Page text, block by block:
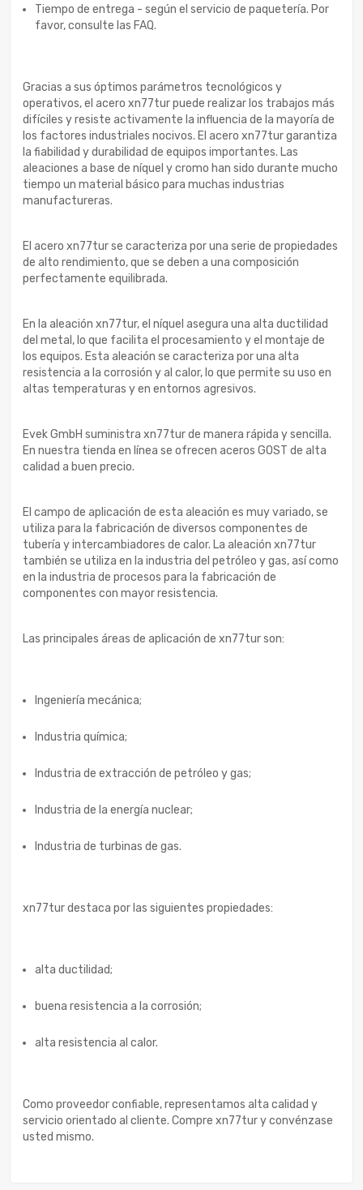
Tiempo de entrega - según el servicio de paquetería. Por
favor, consulte las FAQ.
Gracias a sus óptimos parámetros tecnológicos y
operativos, el acero xn77tur puede realizar los trabajos más
difíciles y resiste activamente la influencia de la mayoría de
los factores industriales nocivos. El acero xn77tur garantiza
la fiabilidad y durabilidad de equipos importantes. Las
aleaciones a base de níquel y cromo han sido durante mucho
tiempo un material básico para muchas industrias
manufactureras.
El acero xn77tur se caracteriza por una serie de propiedades
de alto rendimiento, que se deben a una composición
perfectamente equilibrada.
En la aleación xn77tur, el níquel asegura una alta ductilidad
del metal, lo que facilita el procesamiento y el montaje de
los equipos. Esta aleación se caracteriza por una alta
resistencia a la corrosión y al calor, lo que permite su uso en
altas temperaturas y en entornos agresivos.
Evek GmbH suministra xn77tur de manera rápida y sencilla.
En nuestra tienda en línea se ofrecen aceros GOST de alta
calidad a buen precio.
El campo de aplicación de esta aleación es muy variado, se
utiliza para la fabricación de diversos componentes de
tubería y intercambiadores de calor. La aleación xn77tur
también se utiliza en la industria del petróleo y gas, así como
en la industria de procesos para la fabricación de
componentes con mayor resistencia.
Las principales áreas de aplicación de xn77tur son:
Ingeniería mecánica;
Industria química;
Industria de extracción de petróleo y gas;
Industria de la energía nuclear;
Industria de turbinas de gas.
xn77tur destaca por las siguientes propiedades:
alta ductilidad;
buena resistencia a la corrosión;
alta resistencia al calor.
Como proveedor confiable, representamos alta calidad y
servicio orientado al cliente. Compre xn77tur y convénzase
usted mismo.